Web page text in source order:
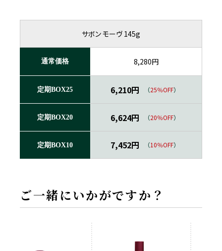
サボン モーヴ 145g
通常価格 8,280円
定期BOX25 6,210円 （25％OFF）
定期BOX20 6,624円 （20％OFF）
定期BOX10 7,452円 （10％OFF）
ご一緒にいかがですか？